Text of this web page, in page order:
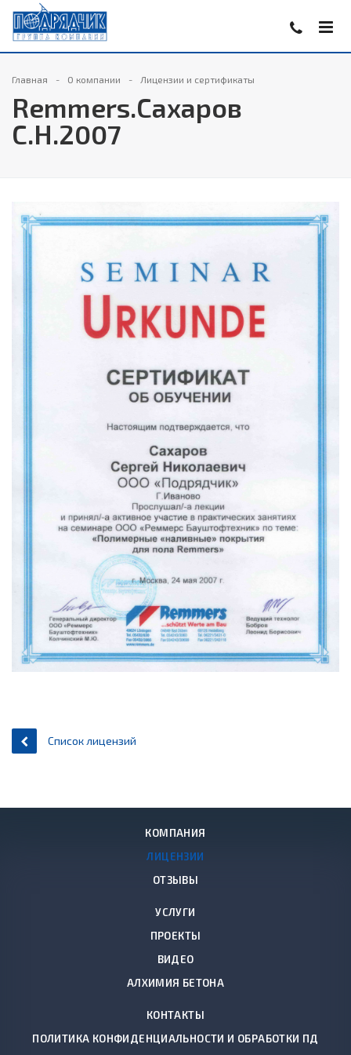
Главная О компании Лицензии и сертификаты
Remmers.Сахаров
С.Н.2007
Список лицензий
КОМПАНИЯ
ЛИЦЕНЗИИ
ОТЗЫВЫ
УСЛУГИ
ПРОЕКТЫ
ВИДЕО
АЛХИМИЯ БЕТОНА
КОНТАКТЫ
ПОЛИТИКА КОНФИДЕНЦИАЛЬНОСТИ И ОБРАБОТКИ ПД